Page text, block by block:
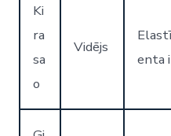
Ki
ra
sa
o
Vidējs
enta